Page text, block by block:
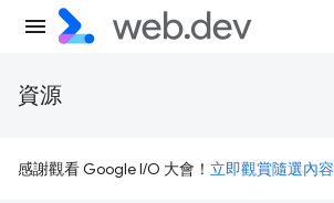
資源
感謝觀看 Google I/O 大會！ 立即觀賞隨選內容